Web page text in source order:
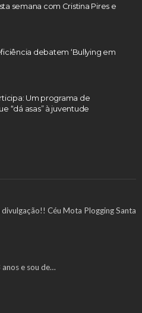
semana com Cristina Pires e
debatem ‘Bullying em
Um programa de
“dá asas” à juventude
Céu Mota Plogging Santa
anos e sou de…